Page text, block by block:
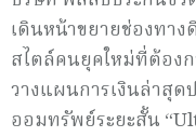
เดินหน้าขยายช่องทา
สไตล์คนยุคใหม่ที่ต้องก
วางแผนการเงินล่าสุ
ออมทรัพย์ระยะสั้น